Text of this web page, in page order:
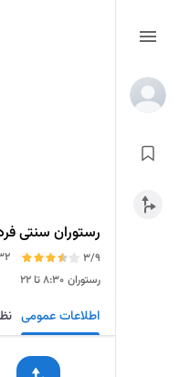
رستوران سنتی
3/9
32
رستوران ۸:۳۰ تا ۲۲
اطلاعات عمومی